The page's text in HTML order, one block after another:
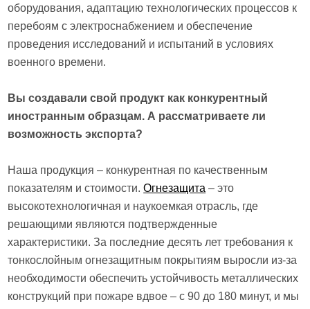
оборудования, адаптацию технологических процессов к
перебоям с электроснабжением и обеспечение
проведения исследований и испытаний в условиях
военного времени.
Вы создавали свой продукт как конкурентный
иностранным образцам. А рассматриваете ли
возможность экспорта?
Наша продукция – конкурентная по качественным
показателям и стоимости.Огнезащита – это
высокотехнологичная и наукоемкая отрасль, где
решающими являются подтвержденные
характеристики. За последние десять лет требования к
тонкослойным огнезащитным покрытиям выросли из-за
необходимости обеспечить устойчивость металлических
конструкций при пожаре вдвое – с 90 до 180 минут, и мы